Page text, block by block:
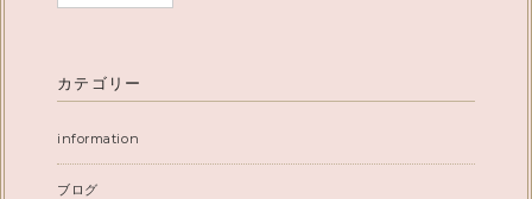
カテゴリー
information
ブログ